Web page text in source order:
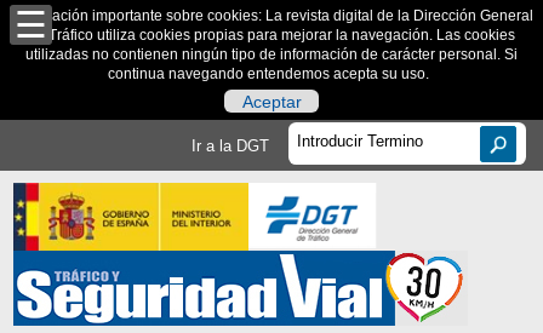
Información importante sobre cookies: La revista digital de la Dirección General
de Tráfico utiliza cookies propias para mejorar la navegación. Las cookies
utilizadas no contienen ningún tipo de información de carácter personal. Si
continua navegando entendemos acepta su uso.
Aceptar
Ir a la DGT